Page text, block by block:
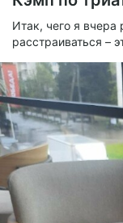
Итак, чего я вчера
расстраиваться –